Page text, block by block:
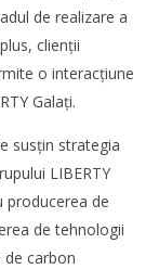
de realizare a
clienții
o interacțiune
Galați.
susțin strategia
LIBERTY
producerea de
de tehnologii
carbon